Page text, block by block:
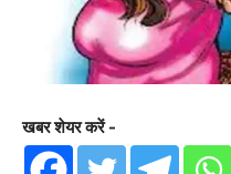
खबर शेयर करें -